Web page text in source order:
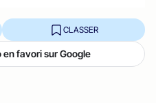
CLASSER
favori sur Google